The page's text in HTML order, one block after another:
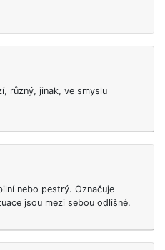
různý, jinak, ve smyslu
nebo pestrý. Označuje
jsou mezi sebou odlišné.